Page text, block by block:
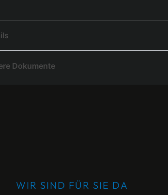
Dokumente
WIR SIND FÜR SIE DA